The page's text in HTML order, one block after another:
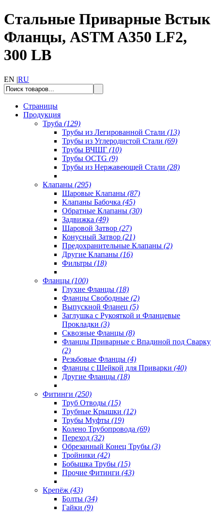
Стальные Приварные Встык
Фланцы, ASTM A350 LF2,
300 LB
EN |RU
Страницы
Продукция
Труба (129)
Трубы из Легированной Стали (13)
Трубы из Углеродистой Стали (69)
Трубы ВЧШГ (10)
Трубы OCTG (9)
Трубы из Нержавеющей Стали (28)
Клапаны (295)
Шаровые Клапаны (87)
Клапаны Бабочка (45)
Обратные Клапаны (30)
Задвижка (49)
Шаровой Затвор (27)
Конусный Затвор (21)
Предохранительные Клапаны (2)
Другие Клапаны (16)
Фильтры (18)
Фланцы (100)
Глухие Фланцы (18)
Фланцы Свободные (2)
Выпускной Фланец (5)
Заглушка с Рукояткой и Фланцевые
Прокладки (3)
Сквозные Фланцы (8)
Фланцы Приварные с Впадиной под Сварку
(2)
Резьбовые Фланцы (4)
Фланцы с Шейкой для Приварки (40)
Другие Фланцы (18)
Фитинги (250)
Труб Отводы (15)
Трубные Крышки (12)
Трубы Муфты (19)
Колено Трубопровода (69)
Переход (32)
Обрезанный Конец Трубы (3)
Тройники (42)
Бобышка Трубы (15)
Прочие Фитинги (43)
Крепёж (43)
Болты (34)
Гайки (9)